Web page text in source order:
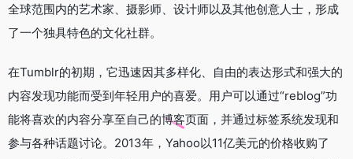
全球范围内的艺术家、摄影师、设计师以及其他创意人士，形成
了一个独具特色的文化社群。
在Tumblr的初期，它迅速因其多样化、自由的表达形式和强大的
内容发现功能而受到年轻用户的喜爱。用户可以通过“reblog”功
能将喜欢的内容分享至自己的博客页面，并通过标签系统发现和
参与各种话题讨论。2013年，Yahoo以11亿美元的价格收购了